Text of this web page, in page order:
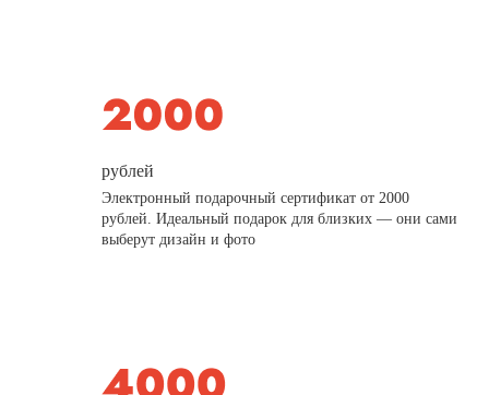
рублей
Электронный подарочный сертификат от 2000
рублей. Идеальный подарок для близких — они сами
выберут дизайн и фото